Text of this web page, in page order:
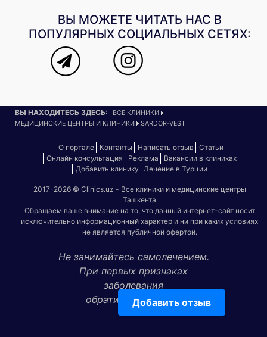
Добавить отзыв
ВЫ МОЖЕТЕ ЧИТАТЬ НАС В
ПОПУЛЯРНЫХ СОЦИАЛЬНЫХ СЕТЯХ:
ВЫ НАХОДИТЕСЬ ЗДЕСЬ:
ВСЕ КЛИНИКИ
МЕДИЦИНСКИЕ ЦЕНТРЫ И КЛИНИКИ
SARDOR-VEST
О портале Контакты Написать отзыв
Статьи
Онлайн консультация
Реклама
Вакансии в клиниках
Добавить клинику
Лечение в Турции
2017-2026 © Clinics.uz - Все клиники и медицинские центры
Ташкента
Обращаем ваше внимание на то, что данный интернет-сайт носит
исключительно информационный характер и ни при каких условиях
не является публичной офертой.
Не занимайтесь самолечением.
При первых признаках
заболевания
обратитесь к врачу!